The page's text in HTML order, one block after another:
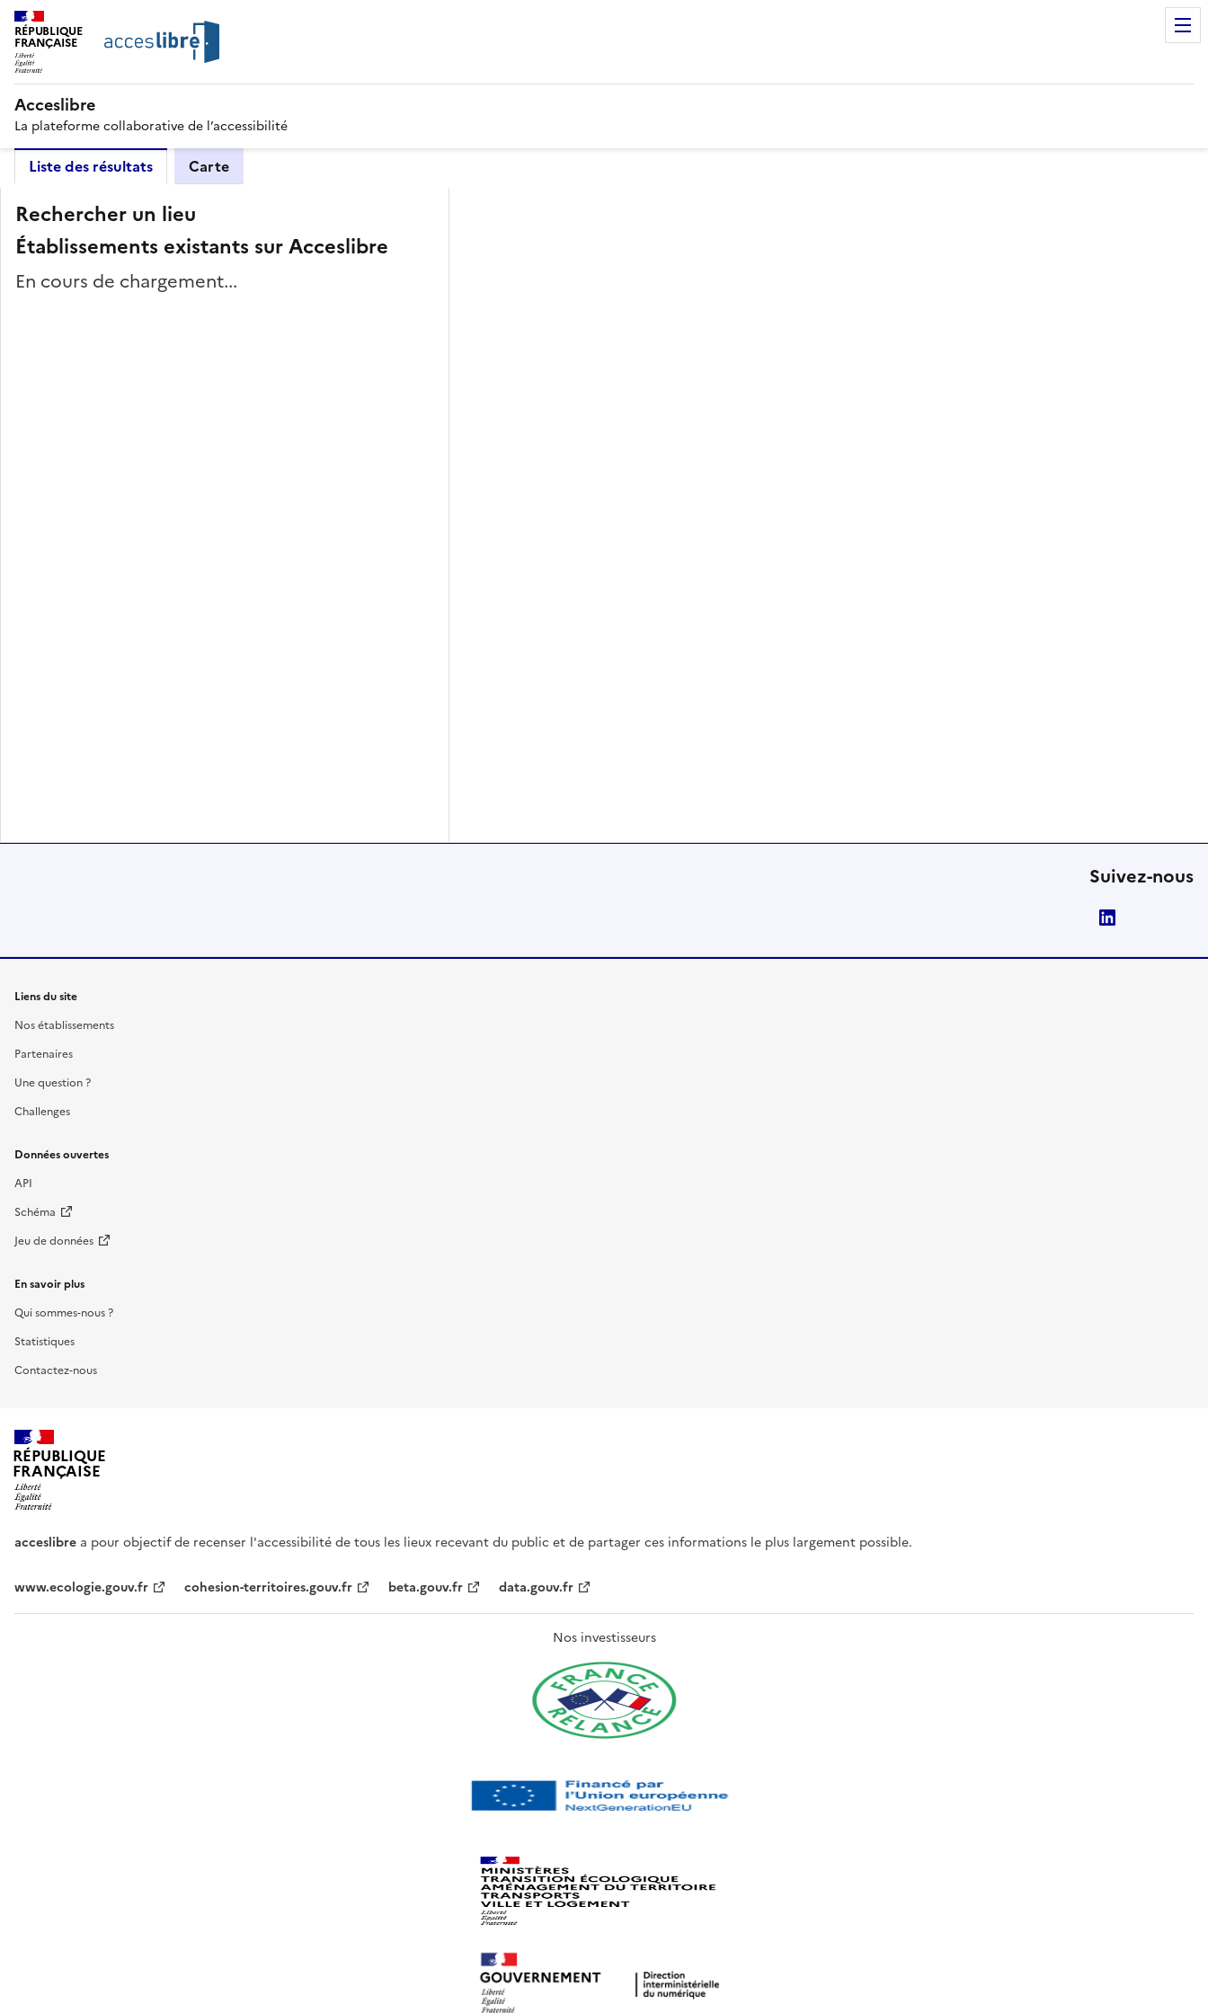
RÉPUBLIQUE
FRANÇAISE
Acceslibre
La plateforme collaborative de l’accessibilité
Liste des résultats Carte
Rechercher un lieu
Établissements existants sur Acceslibre
En cours de chargement...
Suivez-nous
Liens du site
Nos établissements
Partenaires
Une question ?
Challenges
Données ouvertes
API
Schéma
Jeu de données
En savoir plus
Qui sommes-nous ?
Statistiques
Contactez-nous
RÉPUBLIQUE
FRANÇAISE
acceslibre a pour objectif de recenser l'accessibilité de tous les lieux recevant du public et de partager ces informations le plus largement possible.
www.ecologie.gouv.fr cohesion-territoires.gouv.fr beta.gouv.fr data.gouv.fr
Nos investisseurs